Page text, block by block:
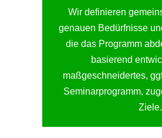
Wir definieren
genauen Bedürfnisse
die das Programm
basierend
maßgeschneidertes,
Seminarprogramm,
Ziele.